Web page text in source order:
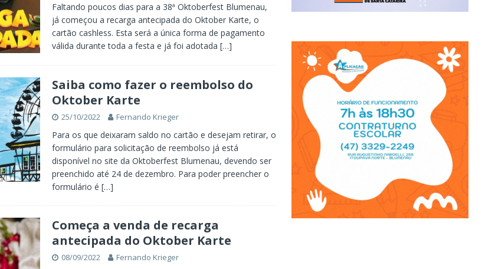
Faltando poucos dias para a 38ª Oktoberfest Blumenau,
já começou a recarga antecipada do Oktober Karte, o
cartão cashless. Esta será a única forma de pagamento
válida durante toda a festa e já foi adotada […]
Saiba como fazer o reembolso do
Oktober Karte
25/10/2022 Fernando Krieger
Para os que deixaram saldo no cartão e desejam retirar, o
formulário para solicitação de reembolso já está
disponível no site da Oktoberfest Blumenau, devendo ser
preenchido até 24 de dezembro. Para poder preencher o
formulário é […]
Começa a venda de recarga
antecipada do Oktober Karte
08/09/2022 Fernando Krieger